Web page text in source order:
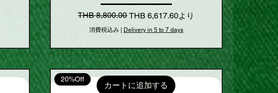
通常価格
THB 8,800.00 THB 6,617.60より
セール価格
消費税込み| Delivery in 5 to 7 days
カートに追加する
20%Off